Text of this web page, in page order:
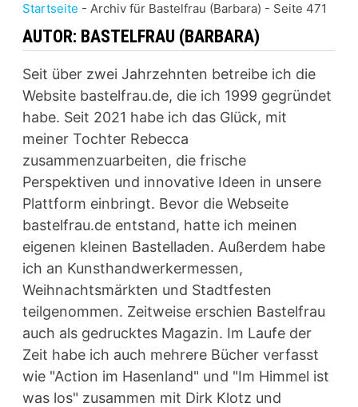
Startseite - Archiv für Bastelfrau (Barbara) - Seite 471
AUTOR: BASTELFRAU (BARBARA)
Seit über zwei Jahrzehnten betreibe ich die
Website bastelfrau.de, die ich 1999 gegründet
habe. Seit 2021 habe ich das Glück, mit
meiner Tochter Rebecca
zusammenzuarbeiten, die frische
Perspektiven und innovative Ideen in unsere
Plattform einbringt. Bevor die Webseite
bastelfrau.de entstand, hatte ich meinen
eigenen kleinen Bastelladen. Außerdem habe
ich an Kunsthandwerkermessen,
Weihnachtsmärkten und Stadtfesten
teilgenommen. Zeitweise erschien Bastelfrau
auch als gedrucktes Magazin. Im Laufe der
Zeit habe ich auch mehrere Bücher verfasst
wie "Action im Hasenland" und "Im Himmel ist
was los" zusammen mit Dirk Klotz und